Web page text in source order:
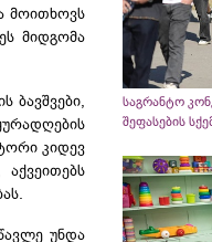
მოითხოვს
მიდგომა
ბავშვები,
კიდევ
უნდა
საგრანტო
შეფასების